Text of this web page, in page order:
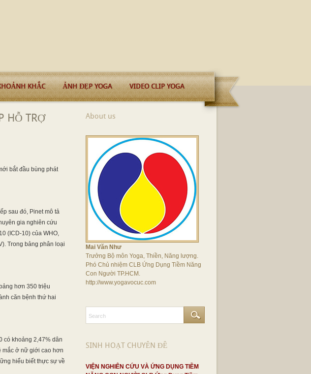
KHẮC ẢNH ĐẸP YOGA VIDEO CLIP YOGA
HỖ TRỢ
bắt đầu bùng phát
sau đó, Pinet mô tả
gia nghiên cứu
(ICD-10) của WHO,
Trong bảng phân loại
hơn 350 triệu
căn bệnh thứ hai
có khoảng 2,47% dân
mắc ở nữ giới cao hơn
hiểu biết thực sự về
About us
Mai Văn Như
Trưởng Bộ môn Yoga, Thiền, Năng lượng.
Phó Chủ nhiệm CLB Ứng Dụng Tiềm Năng
Con Người TP.HCM.
http://www.yogavocuc.com
SINH HOẠT CHUYÊN ĐỀ
VIỆN NGHIÊN CỨU VÀ ỨNG DỤNG TIỀM